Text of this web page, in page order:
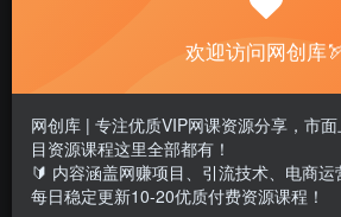
零散难拼凑知识点的问题零基础的小白,
影专业人士
欢迎访问网创库
网创库 | 专注优质VIP网课资源分享，市
目资源课程这里全部都有！
🔰 内容涵盖网赚项目、引流技术、电商运
每日稳定更新10-20优质付费资源课程！